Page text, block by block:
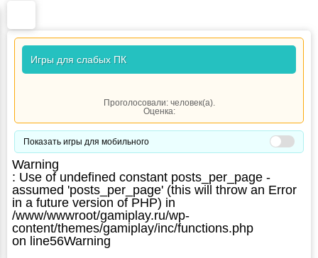
Игры для слабых ПК
Проголосовали: человек(а).
Оценка:
Показать игры для мобильного
Warning
: Use of undefined constant posts_per_page -
assumed 'posts_per_page' (this will throw an Error
in a future version of PHP) in
/www/wwwroot/gamiplay.ru/wp-
content/themes/gamiplay/inc/functions.php
on line56Warning